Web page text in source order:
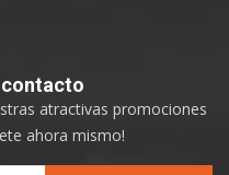
contacto
atractivas promociones
ahora mismo!